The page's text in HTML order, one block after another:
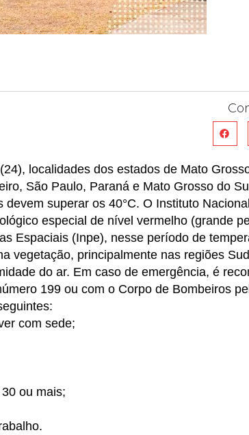
localidades dos estados de Mato
São Paulo, Paraná e Mato Grosso do
superar os 40°C. O Instituto
especial de nível vermelho (grande
Espaciais (Inpe), nesse período de
vegetação, principalmente nas regiões
do ar. Em caso de emergência, é
199 ou com o Corpo de Bombeiros
com sede;
ou mais;